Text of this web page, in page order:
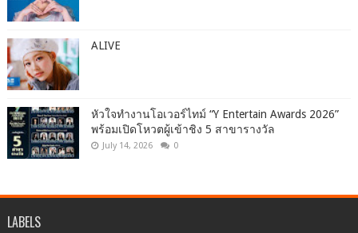
ALIVE
หัวใจทำงานโอเวอร์ไทม์ “Y Entertain Awards 2026”
พร้อมเปิดโหวตผู้เข้าชิง 5 สาขารางวัล
July 14, 2026 0
LABELS